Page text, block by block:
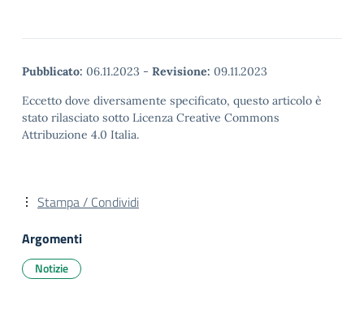
Pubblicato: 06.11.2023 - Revisione: 09.11.2023
Eccetto dove diversamente specificato, questo articolo è
stato rilasciato sotto Licenza Creative Commons
Attribuzione 4.0 Italia.
Stampa / Condividi
Argomenti
Notizie